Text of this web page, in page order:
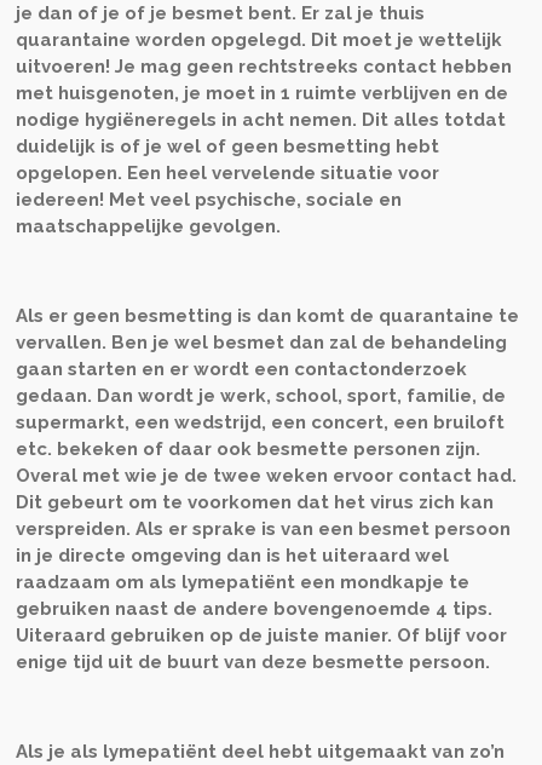
je dan of je of je besmet bent. Er zal je thuis
quarantaine worden opgelegd. Dit moet je wettelijk
uitvoeren! Je mag geen rechtstreeks contact hebben
met huisgenoten, je moet in 1 ruimte verblijven en de
nodige hygiëneregels in acht nemen. Dit alles totdat
duidelijk is of je wel of geen besmetting hebt
opgelopen. Een heel vervelende situatie voor
iedereen! Met veel psychische, sociale en
maatschappelijke gevolgen.
Als er geen besmetting is dan komt de quarantaine te
vervallen. Ben je wel besmet dan zal de behandeling
gaan starten en er wordt een contactonderzoek
gedaan. Dan wordt je werk, school, sport, familie, de
supermarkt, een wedstrijd, een concert, een bruiloft
etc. bekeken of daar ook besmette personen zijn.
Overal met wie je de twee weken ervoor contact had.
Dit gebeurt om te voorkomen dat het virus zich kan
verspreiden. Als er sprake is van een besmet persoon
in je directe omgeving dan is het uiteraard wel
raadzaam om als lymepatiënt een mondkapje te
gebruiken naast de andere bovengenoemde 4 tips.
Uiteraard gebruiken op de juiste manier. Of blijf voor
enige tijd uit de buurt van deze besmette persoon.
Als je als lymepatiënt deel hebt uitgemaakt van zo’n